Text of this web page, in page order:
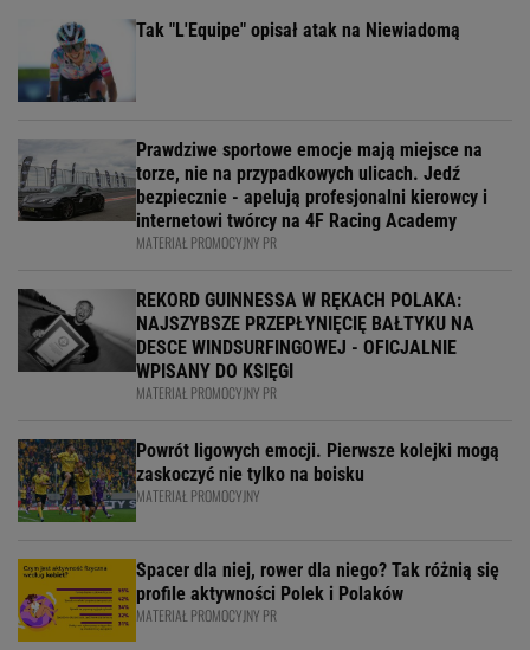
Tak "L'Equipe" opisał atak na Niewiadomą
Prawdziwe sportowe emocje mają miejsce na
torze, nie na przypadkowych ulicach. Jedź
bezpiecznie - apelują profesjonalni kierowcy i
internetowi twórcy na 4F Racing Academy
MATERIAŁ PROMOCYJNY PR
REKORD GUINNESSA W RĘKACH POLAKA:
NAJSZYBSZE PRZEPŁYNIĘCIĘ BAŁTYKU NA
DESCE WINDSURFINGOWEJ - OFICJALNIE
WPISANY DO KSIĘGI
MATERIAŁ PROMOCYJNY PR
Powrót ligowych emocji. Pierwsze kolejki mogą
zaskoczyć nie tylko na boisku
MATERIAŁ PROMOCYJNY
Spacer dla niej, rower dla niego? Tak różnią się
profile aktywności Polek i Polaków
MATERIAŁ PROMOCYJNY PR